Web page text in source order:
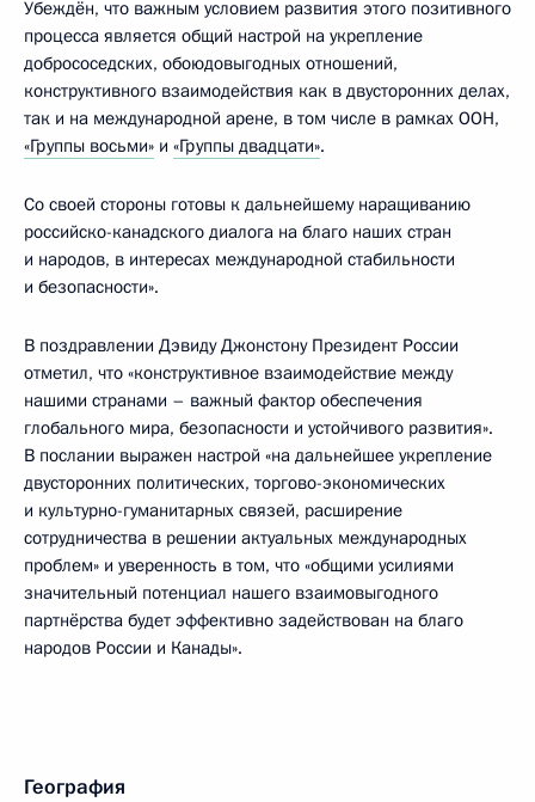
Убеждён, что важным условием развития этого позитивного
процесса является общий настрой на укрепление
добрососедских, обоюдовыгодных отношений,
конструктивного взаимодействия как в двусторонних делах,
так и на международной арене, в том числе в рамках ООН,
«Группы восьми» и «Группы двадцати».
Со своей стороны готовы к дальнейшему наращиванию
российско-канадского диалога на благо наших стран
и народов, в интересах международной стабильности
и безопасности».
В поздравлении Дэвиду Джонстону Президент России
отметил, что «конструктивное взаимодействие между
нашими странами – важный фактор обеспечения
глобального мира, безопасности и устойчивого развития».
В послании выражен настрой «на дальнейшее укрепление
двусторонних политических, торгово-экономических
и культурно-гуманитарных связей, расширение
сотрудничества в решении актуальных международных
проблем» и уверенность в том, что «общими усилиями
значительный потенциал нашего взаимовыгодного
партнёрства будет эффективно задействован на благо
народов России и Канады».
География